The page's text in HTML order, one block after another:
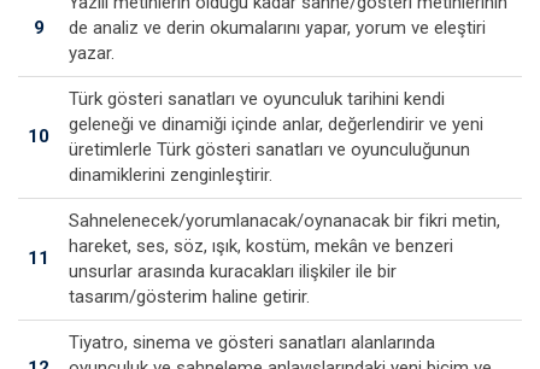
9
de analiz ve derin okumalarını yapar, yorum ve eleştiri
yazar.
10
Türk gösteri sanatları ve oyunculuk tarihini kendi
geleneği ve dinamiği içinde anlar, değerlendirir ve yeni
üretimlerle Türk gösteri sanatları ve oyunculuğunun
dinamiklerini zenginleştirir.
11
Sahnelenecek/yorumlanacak/oynanacak bir fikri metin,
hareket, ses, söz, ışık, kostüm, mekân ve benzeri
unsurlar arasında kuracakları ilişkiler ile bir
tasarım/gösterim haline getirir.
Tiyatro, sinema ve gösteri sanatları alanlarında